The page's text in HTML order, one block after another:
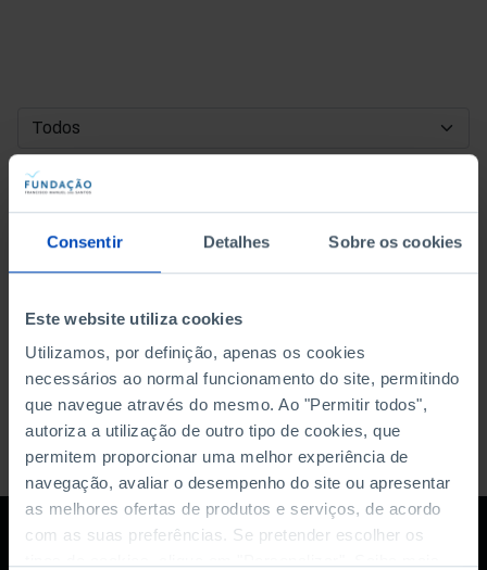
Consentir Detalhes Sobre os cookies
Este website utiliza cookies
Utilizamos, por definição, apenas os cookies
necessários ao normal funcionamento do site, permitindo
que navegue através do mesmo. Ao "Permitir todos",
autoriza a utilização de outro tipo de cookies, que
permitem proporcionar uma melhor experiência de
navegação, avaliar o desempenho do site ou apresentar
as melhores ofertas de produtos e serviços, de acordo
com as suas preferências. Se pretender escolher os
DATA DE INÍCIO
DATA DE FIM